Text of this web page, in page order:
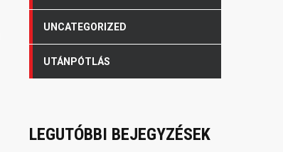
UNCATEGORIZED
UTÁNPÓTLÁS
LEGUTÓBBI BEJEGYZÉSEK